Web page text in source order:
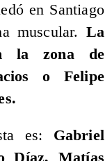
en Santiago
muscular. La
la zona de
o Felipe
es: Gabriel
Díaz, Matías